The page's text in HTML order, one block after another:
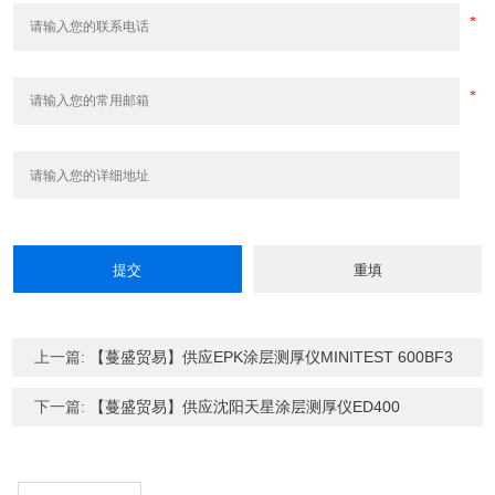
上一篇: 【蔓盛贸易】供应EPK涂层测厚仪MINITEST 600BF3
下一篇: 【蔓盛贸易】供应沈阳天星涂层测厚仪ED400